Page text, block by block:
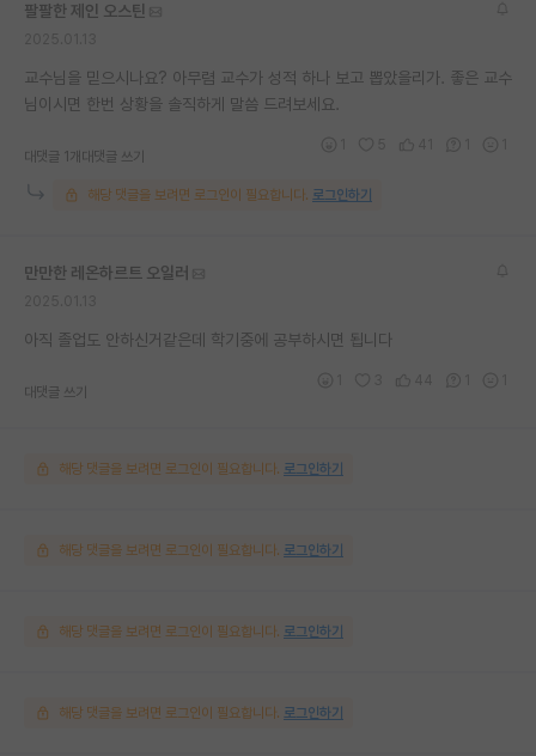
팔팔한 제인 오스틴
교수님을 믿으시나요? 아무렴 교수가 성적 하나 보고 뽑았을리가. 좋은 교수
님이시면 한번 상황을 솔직하게 말씀 드려보세요.
대댓글 1개 대댓글 쓰기
해당 댓글을 보려면 로그인이 필요합니다. 로그인하기
만만한 레온하르트 오일러
아직 졸업도 안하신거같은데 학기중에 공부하시면 됩니다
대댓글 쓰기
해당 댓글을 보려면 로그인이 필요합니다. 로그인하기
해당 댓글을 보려면 로그인이 필요합니다. 로그인하기
해당 댓글을 보려면 로그인이 필요합니다. 로그인하기
해당 댓글을 보려면 로그인이 필요합니다. 로그인하기